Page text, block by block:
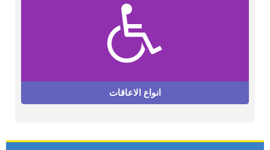
انواع الاعاقات